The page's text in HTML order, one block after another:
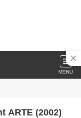
MENU
ARTE (2002)